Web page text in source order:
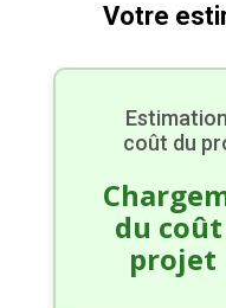
Votre
coût du
du
projet